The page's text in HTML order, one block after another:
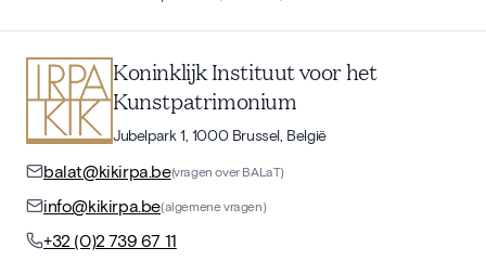
Koninklijk Instituut voor het
Kunstpatrimonium
Jubelpark 1, 1000 Brussel, België
balat@kikirpa.be(vragen over BALaT)
info@kikirpa.be(algemene vragen)
+32 (0)2 739 67 11